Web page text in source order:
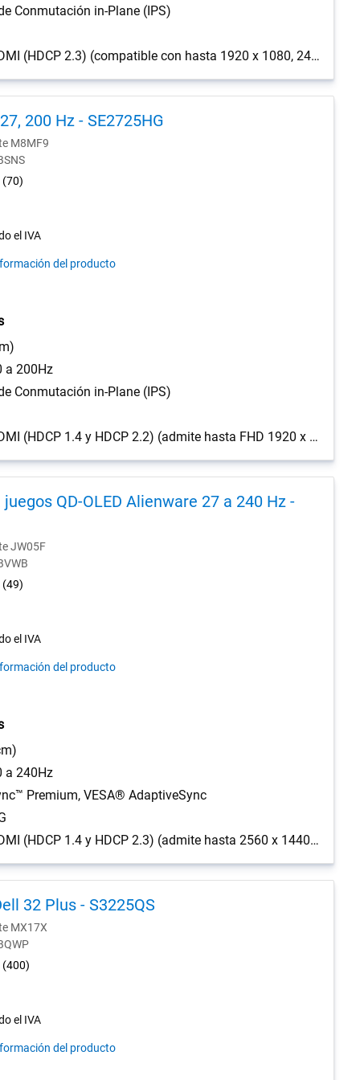
Conmutación in-Plane (IPS)
2 puertos HDMI (HDCP 2.3) (compatible con hasta 1920 x 1080, 240 Hz, HDR y VRR, según lo especificado en HDMI 2.1 (TMDS)), 1 DisplayPort 1.4 (HDCP 2.3) puerto/s
200 Hz - SE2725HG
M8MF9
(70)
5
70
el IVA
del producto
a 200Hz
Conmutación in-Plane (IPS)
2 puertos HDMI (HDCP 1.4 y HDCP 2.2) (admite hasta FHD 1920 x 1080 200Hz, VRR, HDR según lo especificado en HDMI 2.1), 1 Puerto DisplayPort 1.4 (HDCP 1.4 y HDCP 2.2), 1 Puerto de salida de auriculares (conector de 3, 5 mm)
QD-OLED Alienware 27 a 240 Hz -
JW05F
(49)
5
49
el IVA
del producto
a 240Hz
Premium, VESA® AdaptiveSync
2 puertos HDMI (HDCP 1.4 y HDCP 2.3) (admite hasta 2560 x 1440, 120 Hz, HDR, VRR como se especifica en HDMI 2.1 (TMDS)), 1 puerto DisplayPort 1.4 (HDCP 1.4 y HDCP 2.3) (admite hasta 2560 x 1440, 240 Hz, HDR, DSC, AdaptiveSync)
32 Plus - S3225QS
MX17X
(400)
5
400
el IVA
del producto